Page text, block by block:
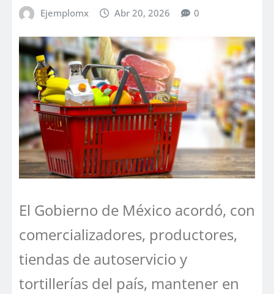
Ejemplomx Abr 20, 2026 0
El Gobierno de México acordó, con
comercializadores, productores,
tiendas de autoservicio y
tortillerías del país, mantener en